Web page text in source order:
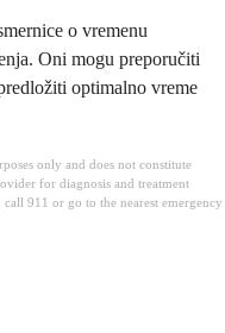
o vremenu
Oni mogu preporučiti
optimalno vreme
only and does not constitute
for diagnosis and treatment
911 or go to the nearest emergency